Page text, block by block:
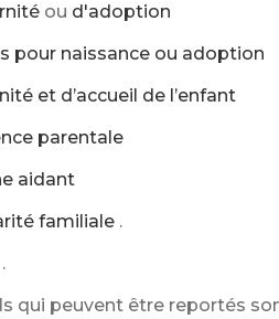
ou d'adoption
pour naissance ou adoption
et d’accueil de l’enfant
parentale
aidant
familiale .
.
qui peuvent être reportés